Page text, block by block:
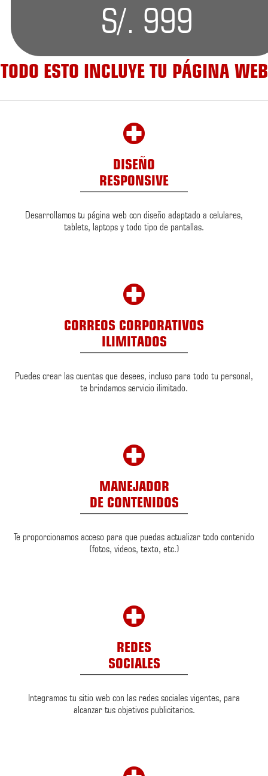
S/. 999
TODO ESTO INCLUYE TU PÁGINA WEB
DISEÑO
RESPONSIVE
Desarrollamos tu página web con diseño adaptado a celulares,
tablets, laptops y todo tipo de pantallas.
CORREOS CORPORATIVOS
ILIMITADOS
Puedes crear las cuentas que desees, incluso para todo tu personal,
te brindamos servicio ilimitado.
MANEJADOR
DE CONTENIDOS
Te proporcionamos acceso para que puedas actualizar todo contenido
(fotos, videos, texto, etc.)
REDES
SOCIALES
Integramos tu sitio web con las redes sociales vigentes, para
alcanzar tus objetivos publicitarios.